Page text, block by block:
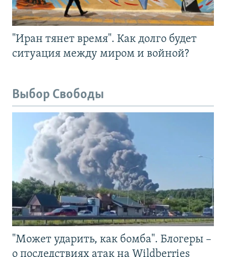
"Иран тянет время". Как долго будет
ситуация между миром и войной?
Выбор Свободы
"Может ударить, как бомба". Блогеры –
о последствиях атак на Wildberries